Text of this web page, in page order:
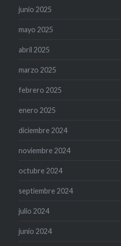
junio 2025
mayo 2025
abril 2025
marzo 2025
febrero 2025
enero 2025
diciembre 2024
noviembre 2024
octubre 2024
septiembre 2024
julio 2024
junio 2024